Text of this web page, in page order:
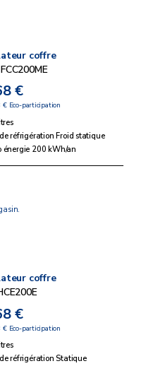
coffre
€
Eco-participation
réfrigération Froid statique
énergie 200 kWh/an
coffre
€
Eco-participation
réfrigération Statique